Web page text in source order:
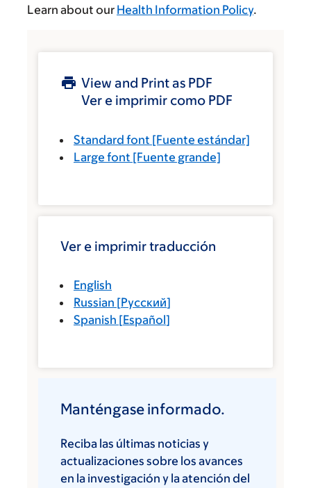
Learn about our Health Information Policy.
View and Print as PDF
Ver e imprimir como PDF
Standard font [Fuente estándar]
Large font [Fuente grande]
Ver e imprimir traducción
English
Russian [Русский]
Spanish [Español]
Manténgase informado.
Reciba las últimas noticias y
actualizaciones sobre los avances
en la investigación y la atención del